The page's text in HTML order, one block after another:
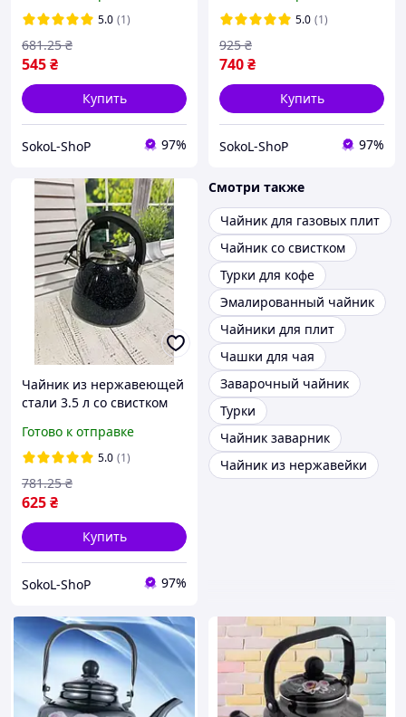
5.0 (1)
545₴
681.25 ₴
Купить
SokoL-ShoP 97%
5.0 (1)
740₴
925 ₴
Купить
SokoL-ShoP 97%
Чайник из нержавеющей
стали 3.5 л со свистком
Готово к отправке
5.0 (1)
625₴
781.25 ₴
Купить
SokoL-ShoP 97%
Смотри также
Чайник для газовых плит
Чайник со свистком
Турки для кофе
Эмалированный чайник
Чайники для плит
Чашки для чая
Заварочный чайник
Турки
Чайник заварник
Чайник из нержавейки